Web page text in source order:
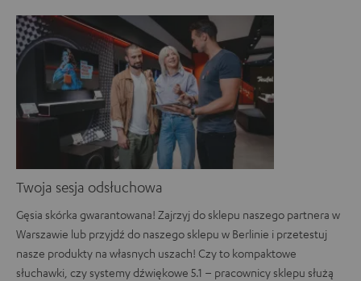
Twoja sesja odsłuchowa
Gęsia skórka gwarantowana! Zajrzyj do sklepu naszego partnera w
Warszawie lub przyjdź do naszego sklepu w Berlinie i przetestuj
nasze produkty na własnych uszach! Czy to kompaktowe
słuchawki, czy systemy dźwiękowe 5.1 – pracownicy sklepu służą